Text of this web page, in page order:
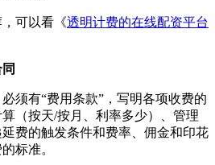
可以看《透明计费的在线配资平台
须有“费用条款”，写明各项收费的
（按天/按月、利率多少）、管理
费的触发条件和费率、佣金和印花
标准。